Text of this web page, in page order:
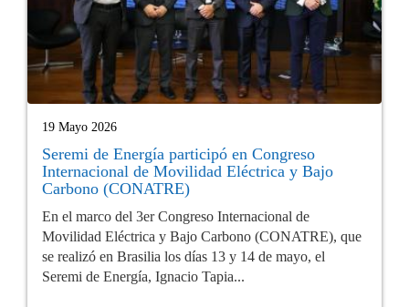
19 Mayo 2026
Seremi de Energía participó en Congreso
Internacional de Movilidad Eléctrica y Bajo
Carbono (CONATRE)
En el marco del 3er Congreso Internacional de
Movilidad Eléctrica y Bajo Carbono (CONATRE), que
se realizó en Brasilia los días 13 y 14 de mayo, el
Seremi de Energía, Ignacio Tapia...